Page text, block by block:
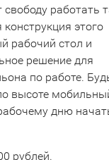
работать
этого
рабочий стол и
решение для
по работе.
высоте
дню
рублей.